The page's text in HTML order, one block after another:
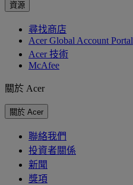
資源
尋找商店
Acer Global Account Portal
Acer 技術
McAfee
關於 Acer
關於 Acer
聯絡我們
投資者關係
新聞
獎項